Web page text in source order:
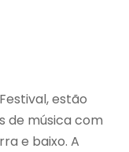
estão
de música com
e baixo. A